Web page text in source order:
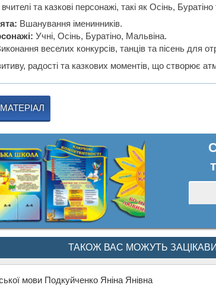
та казкові персонажі, такі як Осінь,
Вшанування іменинників.
Учні, Осінь, Буратіно, Мальвіна.
веселих конкурсів, танців та пісень для
радості та казкових моментів, що створює
ТАКОЖ ВАС МОЖУТЬ
мови Подкуйченко Яніна Янівна